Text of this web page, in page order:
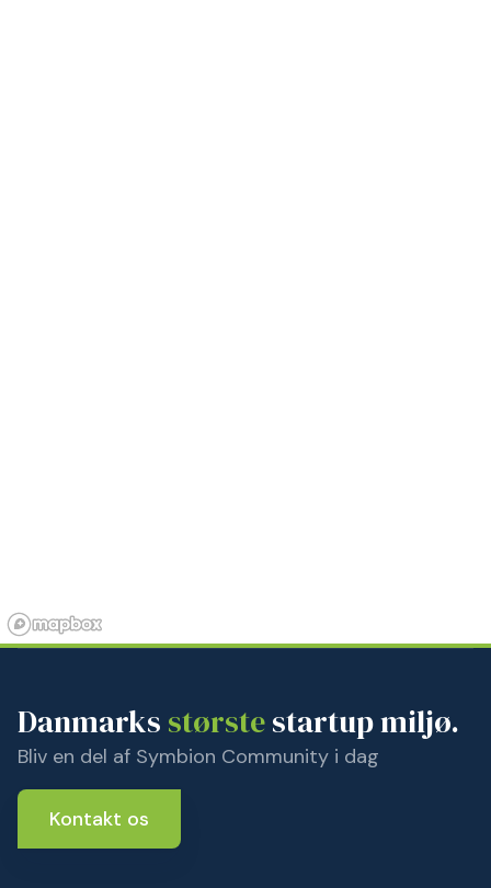
Danmarks størstestartup miljø.
Bliv en del af Symbion Community i dag
Kontakt os